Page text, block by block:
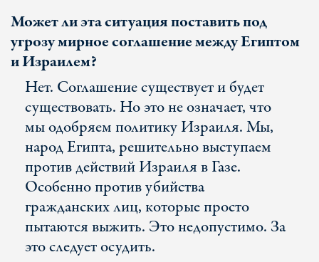
Может ли эта ситуация поставить под
угрозу мирное соглашение между Египтом
и Израилем?
Нет. Соглашение существует и будет
существовать. Но это не означает, что
мы одобряем политику Израиля. Мы,
народ Египта, решительно выступаем
против действий Израиля в Газе.
Особенно против убийства
гражданских лиц, которые просто
пытаются выжить. Это недопустимо. За
это следует осудить.